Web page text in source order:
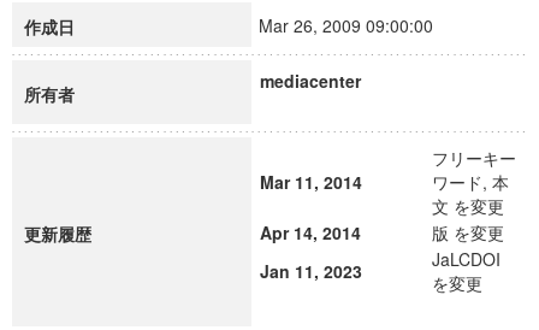
作成日 Mar 26, 2009 09:00:00
所有者
mediacenter
更新履歴
Mar 11, 2014
フリーキー
ワード, 本
文 を変更
Apr 14, 2014
版 を変更
Jan 11, 2023
JaLCDOI
を変更